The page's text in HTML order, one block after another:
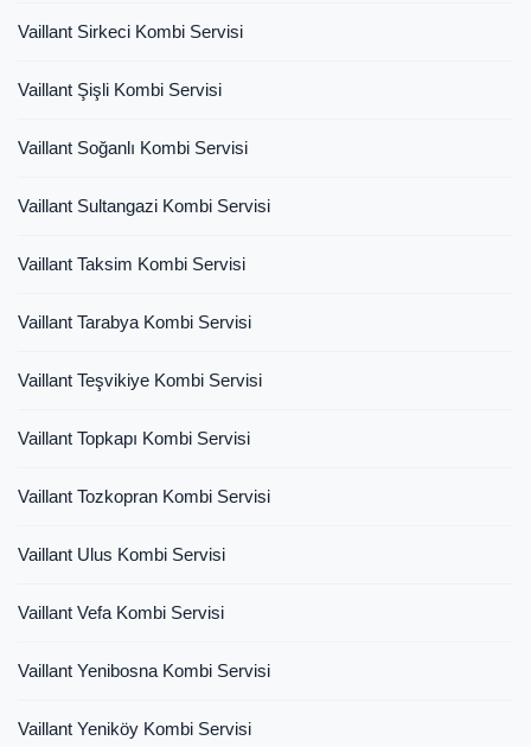
Vaillant Sirkeci Kombi Servisi
Vaillant Şişli Kombi Servisi
Vaillant Soğanlı Kombi Servisi
Vaillant Sultangazi Kombi Servisi
Vaillant Taksim Kombi Servisi
Vaillant Tarabya Kombi Servisi
Vaillant Teşvikiye Kombi Servisi
Vaillant Topkapı Kombi Servisi
Vaillant Tozkopran Kombi Servisi
Vaillant Ulus Kombi Servisi
Vaillant Vefa Kombi Servisi
Vaillant Yenibosna Kombi Servisi
Vaillant Yeniköy Kombi Servisi